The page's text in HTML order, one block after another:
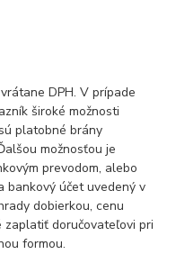
DPH. V prípade
široké možnosti
platobné brány
možnosťou je
prevodom, alebo
bankový účet uvedený v
dobierkou, cenu
zaplatiť doručovateľovi pri
formou.